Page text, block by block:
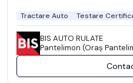
Tractare Auto Testare
BIS AUTO RULATE
Pantelimon (Oraş